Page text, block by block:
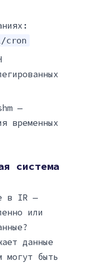
cron
—
временных
система
в IR —
или
данные
могут быть